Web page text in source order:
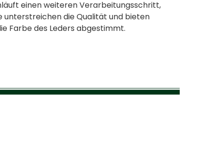
einen weiteren Verarbeitungsschritt,
unterstreichen die Qualität und bieten
Farbe des Leders abgestimmt.